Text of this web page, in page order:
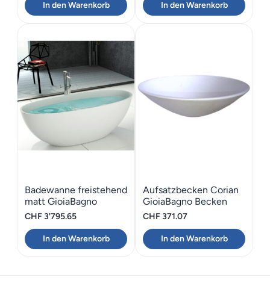
In den Warenkorb In den Warenkorb
Badewanne freistehend
matt GioiaBagno
Carmen-170
CHF3'795.65
In den Warenkorb
Aufsatzbecken Corian
GioiaBagno Becken
Stella-40
CHF371.07
In den Warenkorb